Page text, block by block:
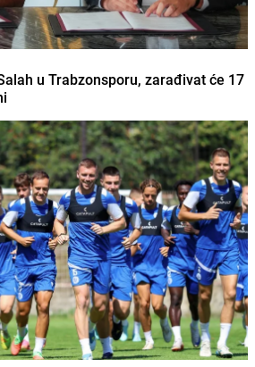
u Trabzonsporu, zarađivat će 17